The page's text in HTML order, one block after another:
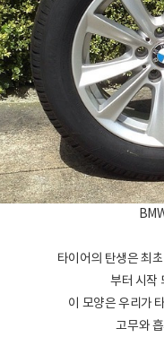
타이어의 탄생은 최
부터 시작
이 모양은 우리가
고무와